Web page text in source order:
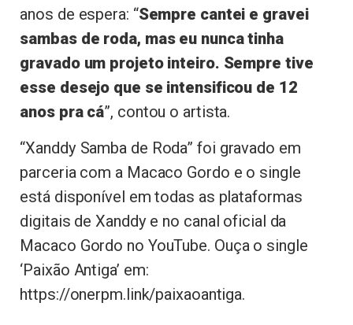
anos de espera: “Sempre cantei e gravei
sambas de roda, mas eu nunca tinha
gravado um projeto inteiro. Sempre tive
esse desejo que se intensificou de 12
anos pra cá”, contou o artista.
“Xanddy Samba de Roda” foi gravado em
parceria com a Macaco Gordo e o single
está disponível em todas as plataformas
digitais de Xanddy e no canal oficial da
Macaco Gordo no YouTube. Ouça o single
‘Paixão Antiga’ em:
https://onerpm.link/paixaoantiga.